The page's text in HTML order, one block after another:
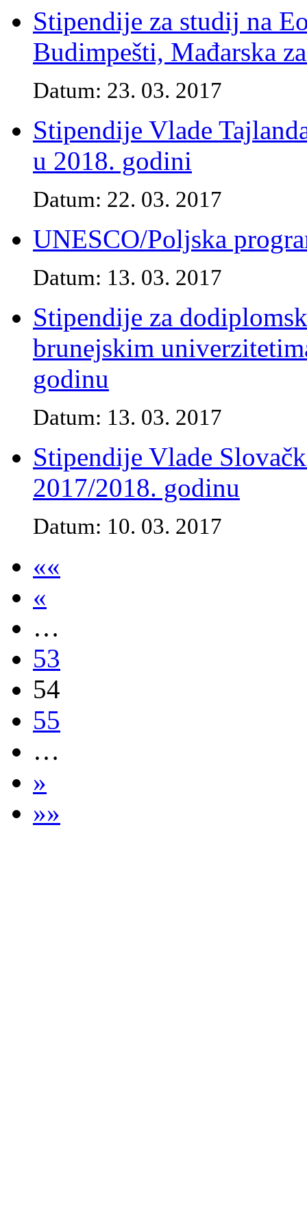
Stipendije za studij na
Budimpešti, Mađarska
Datum: 23. 03. 2017
Stipendije Vlade
u 2018. godini
Datum: 22. 03. 2017
UNESCO/Poljska
Datum: 13. 03. 2017
Stipendije za
brunejskim
godinu
Datum: 13. 03. 2017
Stipendije Vlade
2017/2018. godinu
Datum: 10. 03. 2017
««
«
…
53
54
55
…
»
»»